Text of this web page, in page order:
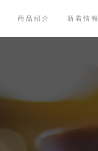
商品紹介 新着情報